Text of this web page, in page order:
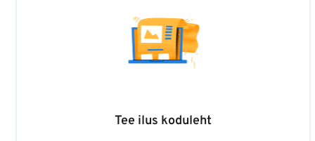
Tee ilus koduleht